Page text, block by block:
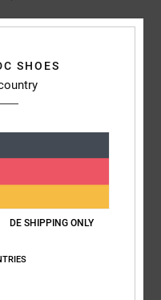
echt top ist
SHOES
DE SHIPPING ONLY